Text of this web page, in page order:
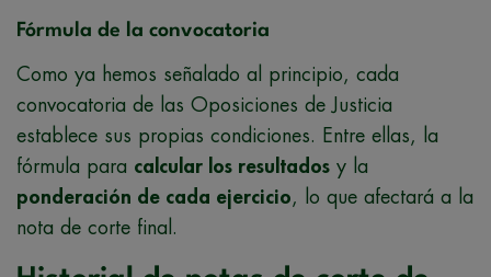
Fórmula de la convocatoria
Como ya hemos señalado al principio, cada
convocatoria de las Oposiciones de Justicia
establece sus propias condiciones. Entre ellas, la
fórmula para calcular los resultados y la
ponderación de cada ejercicio, lo que afectará a la
nota de corte final.